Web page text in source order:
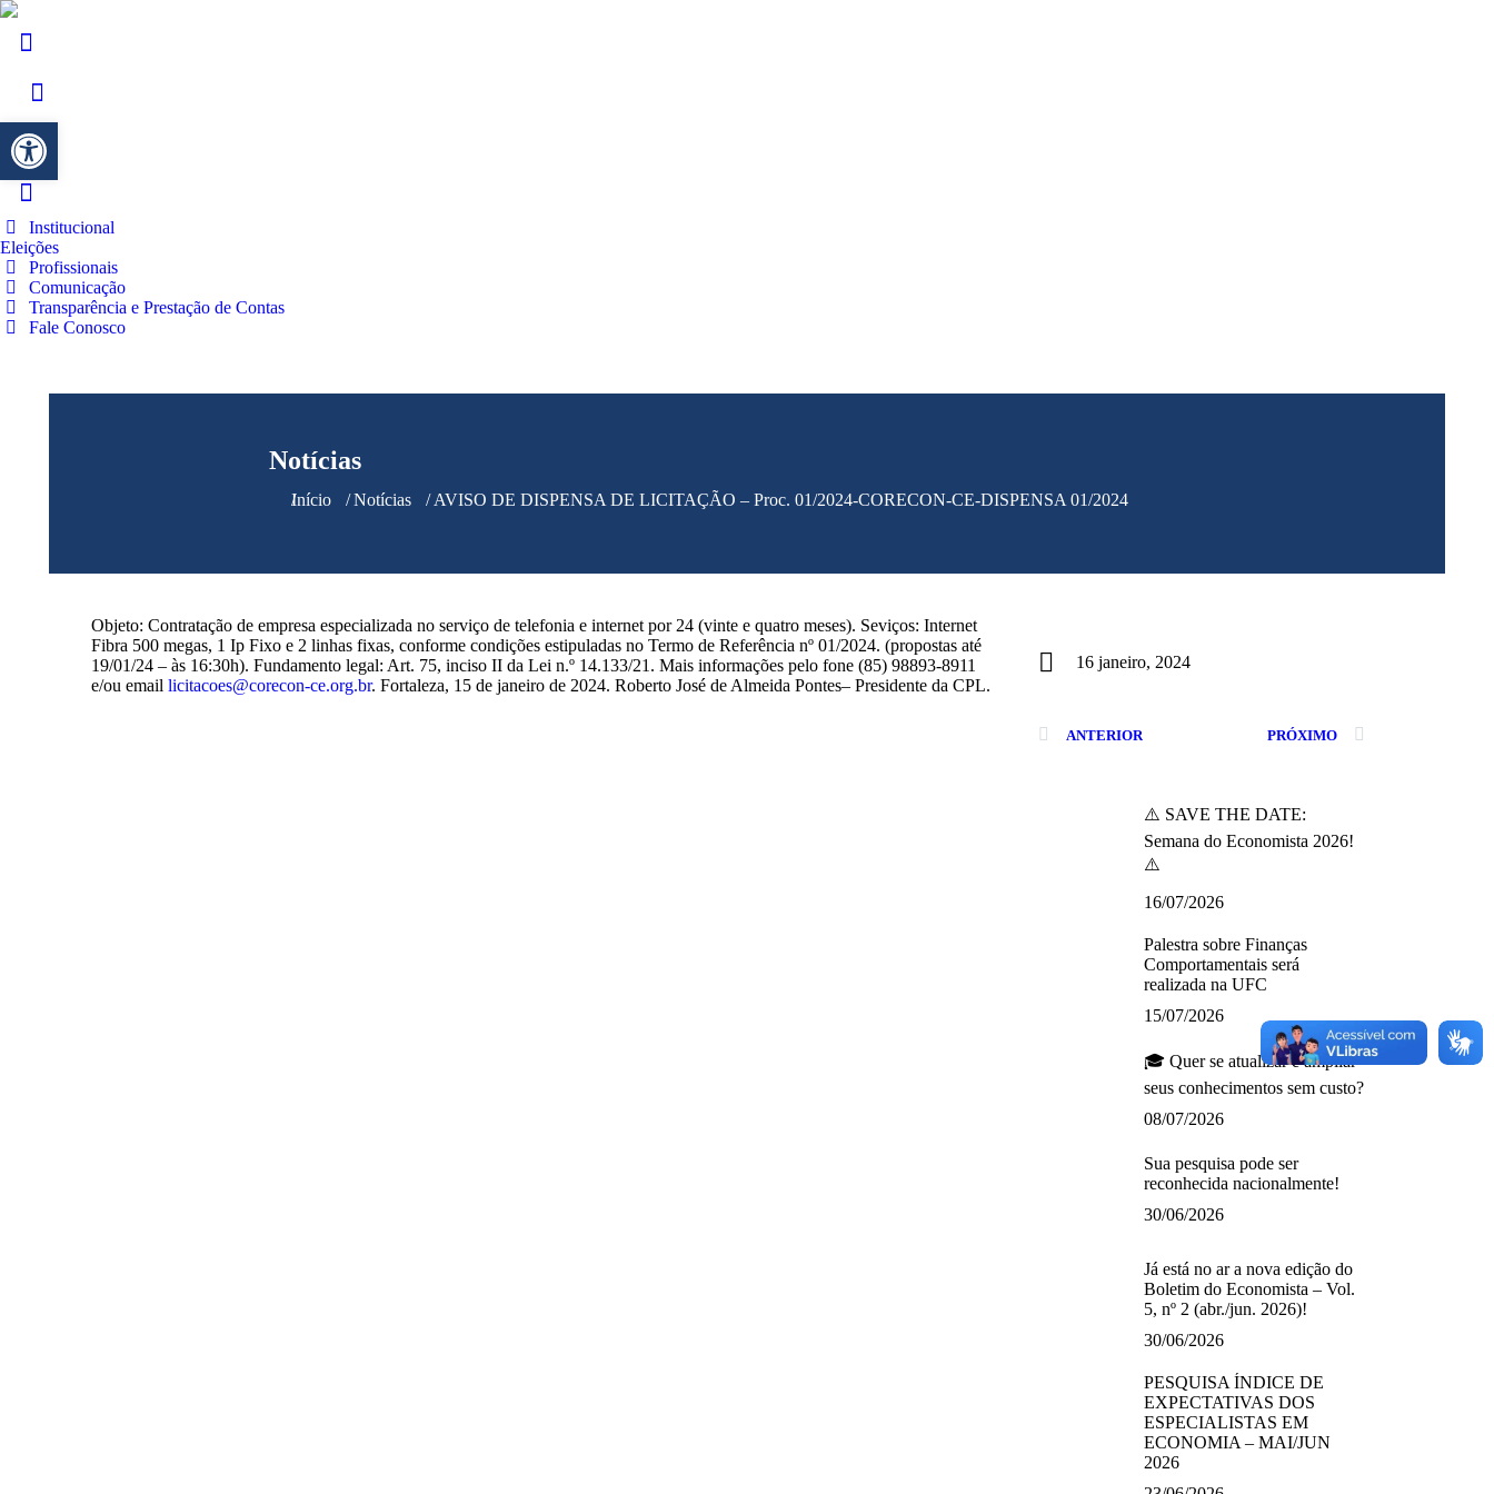
Institucional
Eleições
Profissionais
Comunicação
Transparência e Prestação de Contas
Fale Conosco
Notícias
Você está aqui:
Início Notícias AVISO DE DISPENSA DE LICITAÇÃO – Proc. 01/2024-CORECON-CE-DISPENSA 01/2024
Objeto: Contratação de empresa especializada no serviço de telefonia e internet por 24 (vinte e quatro meses). Seviços: Internet
Fibra 500 megas, 1 Ip Fixo e 2 linhas fixas, conforme condições estipuladas no Termo de Referência nº 01/2024. (propostas até
19/01/24 – às 16:30h). Fundamento legal: Art. 75, inciso II da Lei n.º 14.133/21. Mais informações pelo fone (85) 98893-8911
e/ou email licitacoes@corecon-ce.org.br. Fortaleza, 15 de janeiro de 2024. Roberto José de Almeida Pontes– Presidente da CPL.
16 janeiro, 2024
ANTERIOR PRÓXIMO
⚠️ SAVE THE DATE:
Semana do Economista 2026!
⚠️
16/07/2026
Palestra sobre Finanças
Comportamentais será
realizada na UFC
15/07/2026
🎓 Quer se atualizar e ampliar
seus conhecimentos sem custo?
08/07/2026
Sua pesquisa pode ser
reconhecida nacionalmente!
30/06/2026
Já está no ar a nova edição do
Boletim do Economista – Vol.
5, nº 2 (abr./jun. 2026)!
30/06/2026
PESQUISA ÍNDICE DE
EXPECTATIVAS DOS
ESPECIALISTAS EM
ECONOMIA – MAI/JUN
2026
Barra de Ferramentas Aberta